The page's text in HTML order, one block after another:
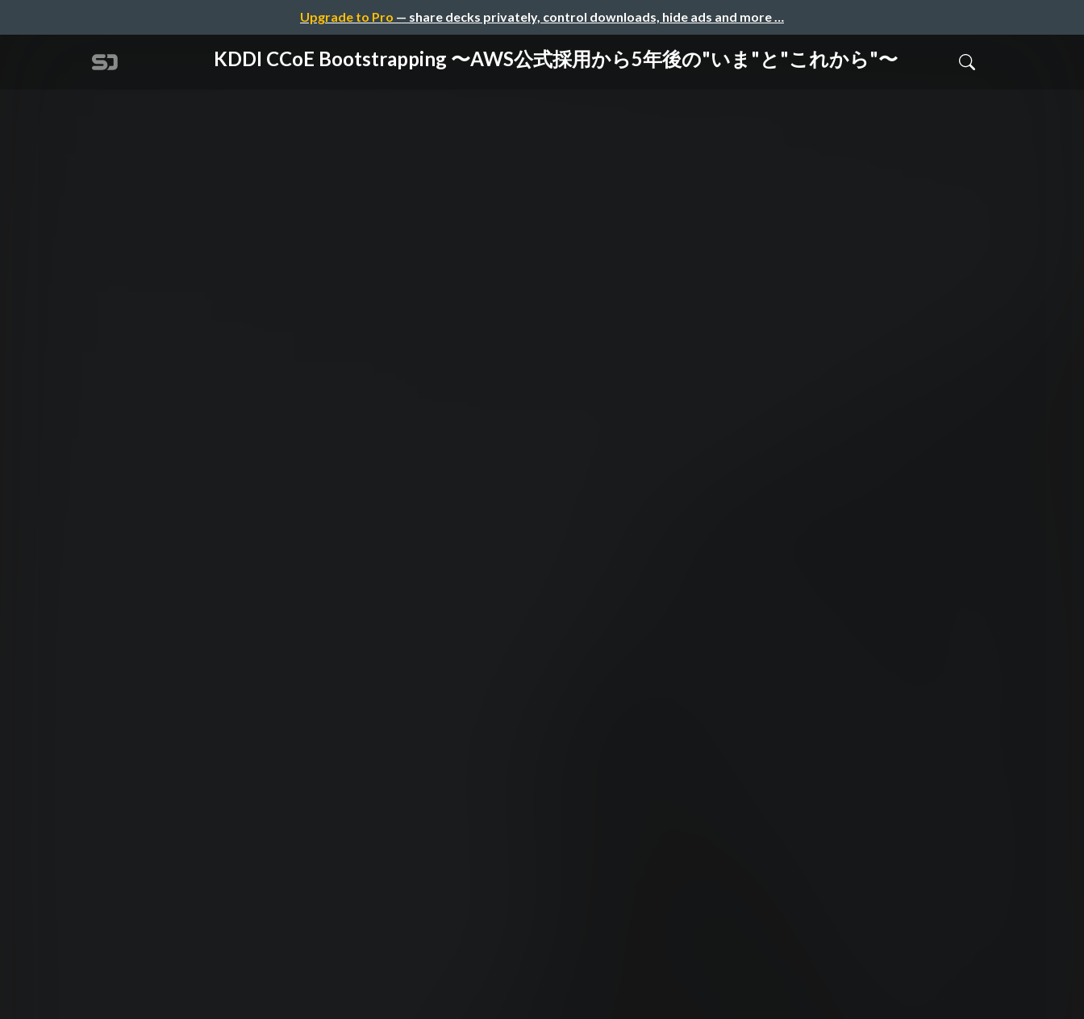
Upgrade to Pro — share decks privately, control downloads, hide ads and more …
KDDI CCoE Bootstrapping 〜AWS公式採用から5年後の"いま"と"これから"〜